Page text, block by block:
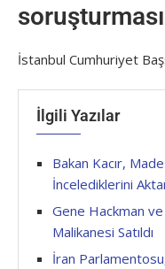
İstanbul Cumhuriyet
İlgili Yazılar
Bakan Kacır,
İncelediklerini
Gene Hackman ve
Malikanesi Satıldı
İran